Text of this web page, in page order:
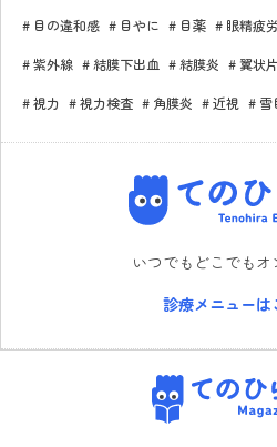
目の違和感 目やに 目薬 眼精疲労
紫外線 結膜下出血 結膜炎 翼状片
視力 視力検査 角膜炎 近視 雪
いつでもどこでも
診療メニューは